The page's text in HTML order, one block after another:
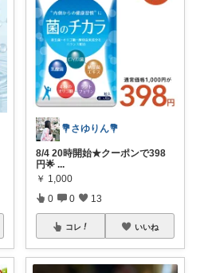
💐さゆりん💐
8/4 20時開始★クーポンで398
円🌟 ...
￥ 1,000
0 0 13
コレ いいね